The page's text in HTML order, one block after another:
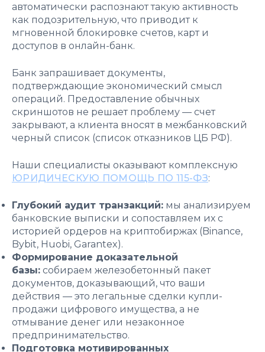
автоматически распознают такую активность
как подозрительную, что приводит к
мгновенной блокировке счетов, карт и
доступов в онлайн-банк.
Банк запрашивает документы,
подтверждающие экономический смысл
операций. Предоставление обычных
скриншотов не решает проблему — счет
закрывают, а клиента вносят в межбанковский
черный список (список отказников ЦБ РФ).
Наши специалисты оказывают комплексную
ЮРИДИЧЕСКУЮ ПОМОЩЬ ПО 115-ФЗ:
Глубокий аудит транзакций: мы анализируем
банковские выписки и сопоставляем их с
историей ордеров на криптобиржах (Binance,
Bybit, Huobi, Garantex).
Формирование доказательной
базы: собираем железобетонный пакет
документов, доказывающий, что ваши
действия — это легальные сделки купли-
продажи цифрового имущества, а не
отмывание денег или незаконное
предпринимательство.
Подготовка мотивированных